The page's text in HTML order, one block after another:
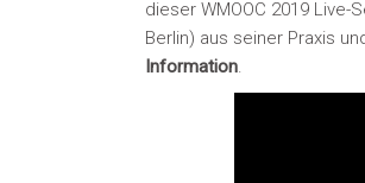
dieser WMOOC 2019
Berlin) aus seiner Praxis
Information.